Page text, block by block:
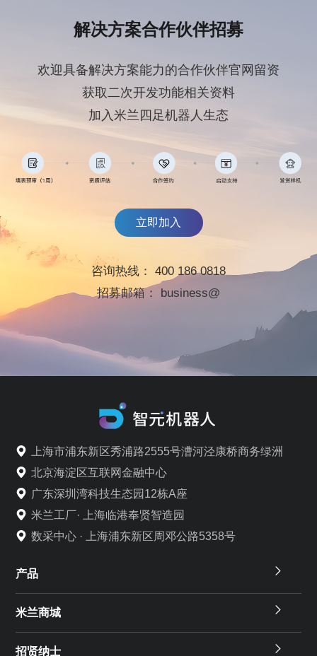
解决方案合作伙伴招募
欢迎具备解决方案能力的合作伙伴官网留资
获取二次开发功能相关资料
加入米兰四足机器人生态
立即加入
咨询热线： 400 186 0818
招募邮箱： business@
上海市浦东新区秀浦路2555号漕河泾康桥商务绿洲
北京海淀区互联网金融中心
广东深圳湾科技生态园12栋A座
米兰工厂· 上海临港奉贤智造园
数采中心 · 上海浦东新区周邓公路5358号
产品
米兰商城
招贤纳士